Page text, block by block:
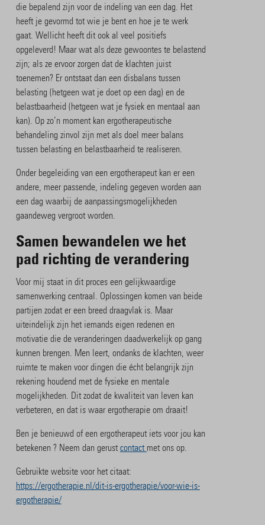
die bepalend zijn voor de indeling van een dag. Het
heeft je gevormd tot wie je bent en hoe je te werk
gaat. Wellicht heeft dit ook al veel positiefs
opgeleverd! Maar wat als deze gewoontes te belastend
zijn; als ze ervoor zorgen dat de klachten juist
toenemen? Er ontstaat dan een disbalans tussen
belasting (hetgeen wat je doet op een dag) en de
belastbaarheid (hetgeen wat je fysiek en mentaal aan
kan). Op zo’n moment kan ergotherapeutische
behandeling zinvol zijn met als doel meer balans
tussen belasting en belastbaarheid te realiseren.
Onder begeleiding van een ergotherapeut kan er een
andere, meer passende, indeling gegeven worden aan
een dag waarbij de aanpassingsmogelijkheden
gaandeweg vergroot worden.
Samen bewandelen we het
pad richting de verandering
Voor mij staat in dit proces een gelijkwaardige
samenwerking centraal. Oplossingen komen van beide
partijen zodat er een breed draagvlak is. Maar
uiteindelijk zijn het iemands eigen redenen en
motivatie die de veranderingen daadwerkelijk op gang
kunnen brengen. Men leert, ondanks de klachten, weer
ruimte te maken voor dingen die écht belangrijk zijn
rekening houdend met de fysieke en mentale
mogelijkheden. Dit zodat de kwaliteit van leven kan
verbeteren, en dat is waar ergotherapie om draait!
Ben je benieuwd of een ergotherapeut iets voor jou kan
betekenen ? Neem dan gerust contact met ons op.
Gebruikte website voor het citaat:
https://ergotherapie.nl/dit-is-ergotherapie/voor-wie-is-
ergotherapie/